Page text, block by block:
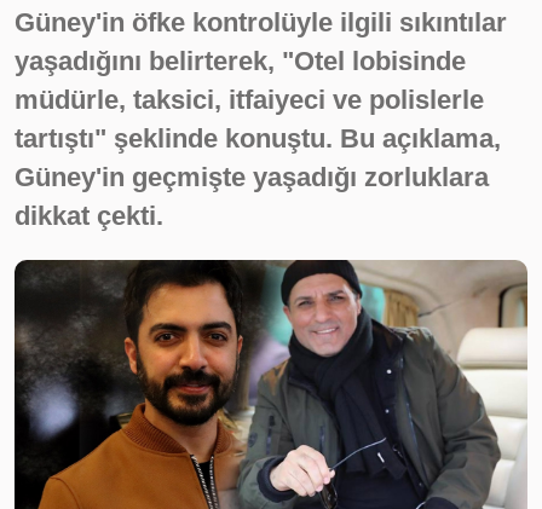
Güney'in öfke kontrolüyle ilgili sıkıntılar
yaşadığını belirterek, "Otel lobisinde
müdürle, taksici, itfaiyeci ve polislerle
tartıştı" şeklinde konuştu. Bu açıklama,
Güney'in geçmişte yaşadığı zorluklara
dikkat çekti.